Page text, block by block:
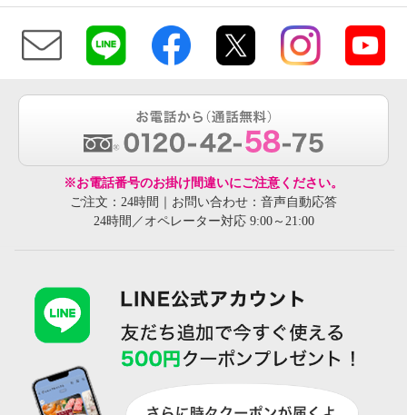
ンタエキス １００％使用！ 美容
ドリンク “馬プラセンタ１０００
０ ハクプレミアム” ３箱セット
ドリンク “馬プラセンタ１０００
¥0
※お電話番号のお掛け間違いにご注意ください。
ご注文：24時間｜お問い合わせ：音声自動応答
24時間／オペレーター対応 9:00～21:00